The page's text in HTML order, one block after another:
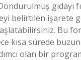
gıdayı
belirtilen işarete
Bu
kısa sürede
olan bir